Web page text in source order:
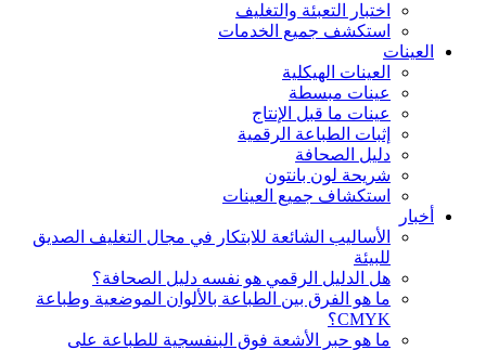
اختبار التعبئة والتغليف
استكشف جميع الخدمات
العينات
العينات الهيكلية
عينات مبسطة
عينات ما قبل الإنتاج
إثبات الطباعة الرقمية
دليل الصحافة
شريحة لون بانتون
استكشاف جميع العينات
أخبار
الأساليب الشائعة للابتكار في مجال التغليف الصديق
للبيئة
هل الدليل الرقمي هو نفسه دليل الصحافة؟
ما هو الفرق بين الطباعة بالألوان الموضعية وطباعة
CMYK؟
ما هو حبر الأشعة فوق البنفسجية للطباعة على